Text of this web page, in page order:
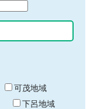
可茂地域
下呂地域